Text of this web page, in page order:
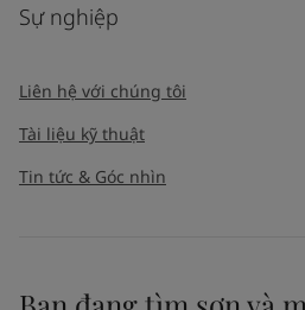
Sự nghiệp
Liên hệ với chúng tôi
Tài liệu kỹ thuật
Tin tức & Góc nhìn